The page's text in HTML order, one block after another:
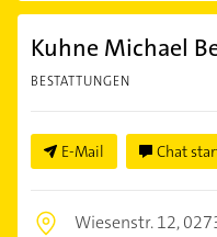
Kuhne Michael
BESTATTUNGEN
E-Mail Chat
Wiesenstr. 12,